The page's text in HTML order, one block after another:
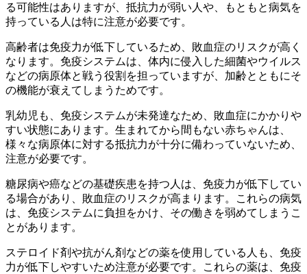
る可能性はありますが、 抵抗力が弱い人や、もともと病気を
持っている人 は特に注意が必要です。
高齢者は免疫力が低下しているため、敗血症のリスクが高く
なります。免疫システムは、体内に侵入した細菌やウイルス
などの病原体と戦う役割を担っていますが、加齢とともにそ
の機能が衰えてしまうためです。
乳幼児も、免疫システムが未発達なため、敗血症にかかりや
すい状態にあります。生まれてから間もない赤ちゃんは、
様々な病原体に対する抵抗力が十分に備わっていないため、
注意が必要です。
糖尿病や癌などの基礎疾患を持つ人は、免疫力が低下してい
る場合があり、敗血症のリスクが高まります。これらの病気
は、免疫システムに負担をかけ、その働きを弱めてしまうこ
とがあります。
ステロイド剤や抗がん剤などの薬を使用している人も、免疫
力が低下しやすいため注意が必要です。これらの薬は、免疫